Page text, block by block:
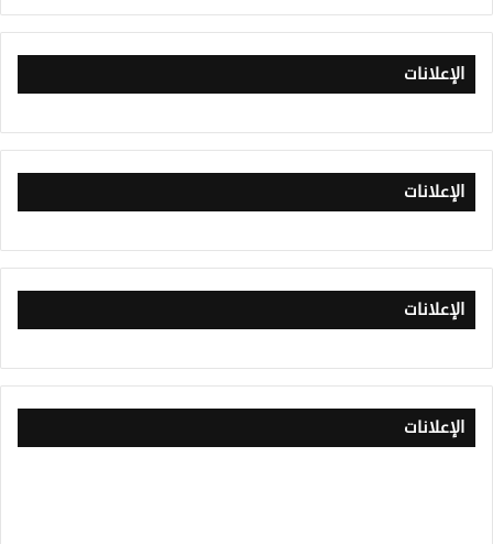
الإعلانات
الإعلانات
الإعلانات
الإعلانات